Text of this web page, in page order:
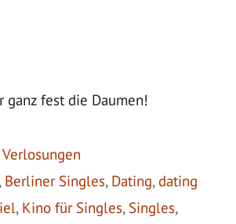
ganz fest die Daumen!
Verlosungen
, Berliner Singles, Dating, dating
, Kino für Singles, Singles,